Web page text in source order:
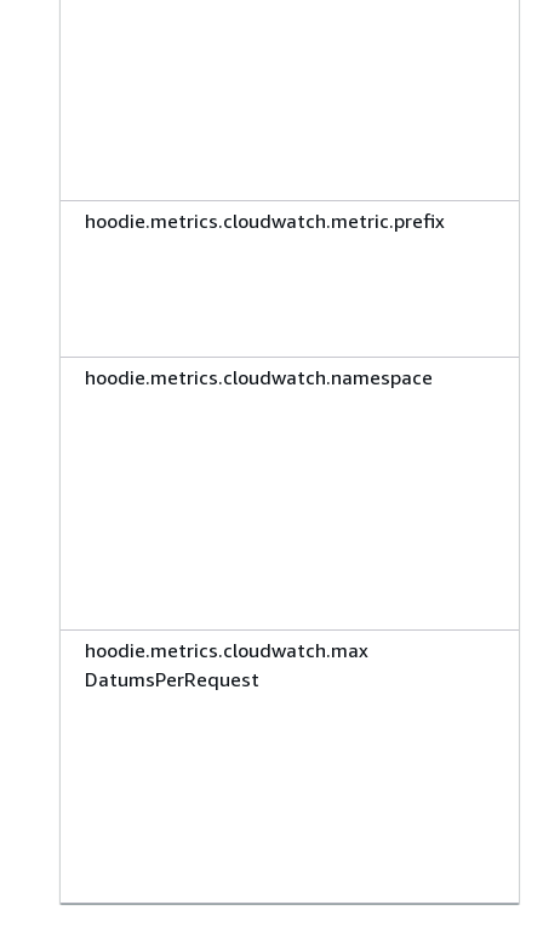
hoodie.metrics.cloudwatch.metric.prefix
hoodie.metrics.cloudwatch.namespace
hoodie.metrics.cloudwatch.max
DatumsPerRequest